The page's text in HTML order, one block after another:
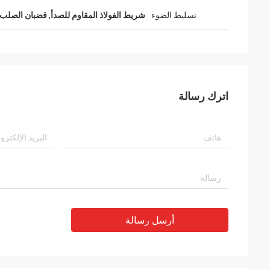
تسليط الضوء شريط الفولاذ المقاوم للصدأ ,قضبان
اترك رسالة
أرسل رسالة